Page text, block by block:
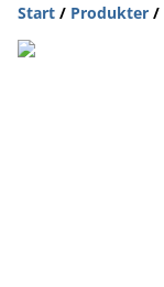
Start / Produkter /